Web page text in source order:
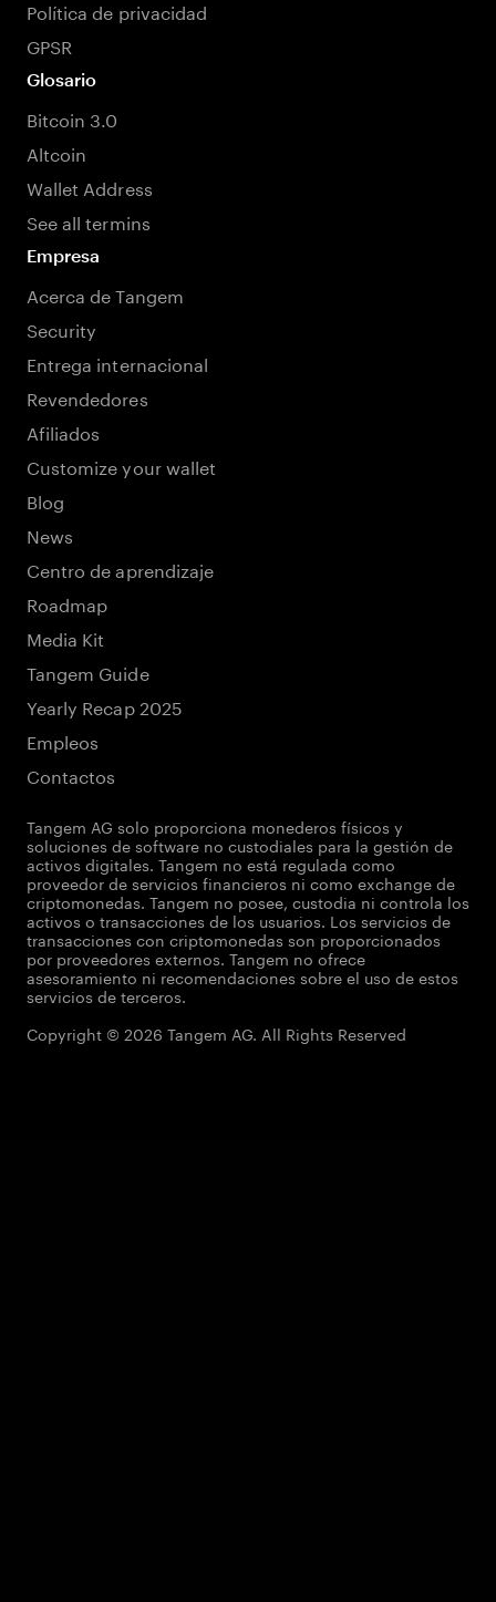
Política de privacidad
GPSR
Glosario
Bitcoin 3.0
Altcoin
Wallet Address
See all termins
Empresa
Acerca de Tangem
Security
Entrega internacional
Revendedores
Afiliados
Customize your wallet
Blog
News
Centro de aprendizaje
Roadmap
Media Kit
Tangem Guide
Yearly Recap 2025
Empleos
Contactos
Tangem AG solo proporciona monederos físicos y
soluciones de software no custodiales para la gestión de
activos digitales. Tangem no está regulada como
proveedor de servicios financieros ni como exchange de
criptomonedas. Tangem no posee, custodia ni controla los
activos o transacciones de los usuarios. Los servicios de
transacciones con criptomonedas son proporcionados
por proveedores externos. Tangem no ofrece
asesoramiento ni recomendaciones sobre el uso de estos
servicios de terceros.